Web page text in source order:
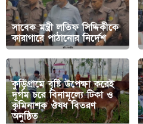
সাবেক মন্ত্রী লতিফ সিদ্দিকীকে
কারাগারে পাঠানোর নির্দেশ
কুড়িগ্রামে বৃষ্টি উপেক্ষা করেই
দূর্গম চরে বিনামূল্যে টিকা ও
কৃমিনাশক ঔষধ বিতরণ
অনুষ্ঠিত